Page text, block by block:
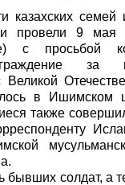
казахских
провели 9 мая
с просьбой
за
в Ишимском
также
солдат, а